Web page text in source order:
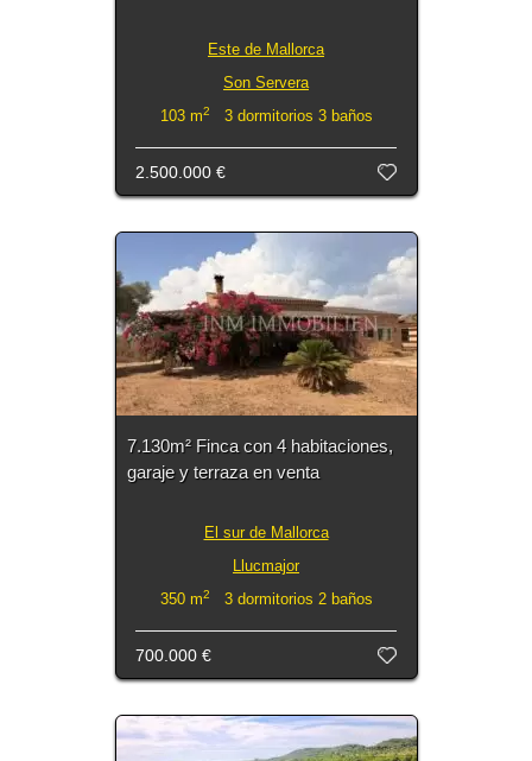
Este de Mallorca
Son Servera
103 m2 3 dormitorios 3 baños
2.500.000 €
7.130m² Finca con 4 habitaciones,
garaje y terraza en venta
El sur de Mallorca
Llucmajor
350 m2 3 dormitorios 2 baños
700.000 €